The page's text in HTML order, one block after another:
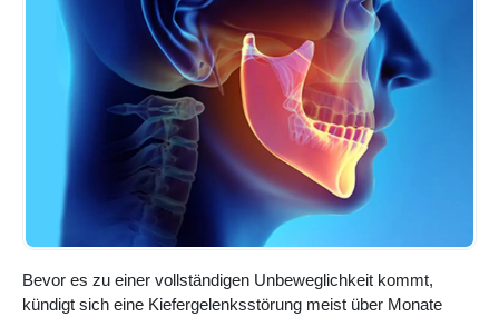
Bevor es zu einer vollständigen Unbeweglichkeit kommt,
kündigt sich eine Kiefergelenksstörung meist über Monate